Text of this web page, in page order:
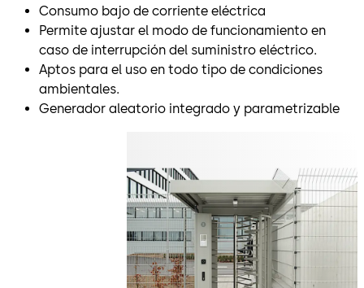
Consumo bajo de corriente eléctrica
Permite ajustar el modo de funcionamiento en
caso de interrupción del suministro eléctrico.
Aptos para el uso en todo tipo de condiciones
ambientales.
Generador aleatorio integrado y parametrizable